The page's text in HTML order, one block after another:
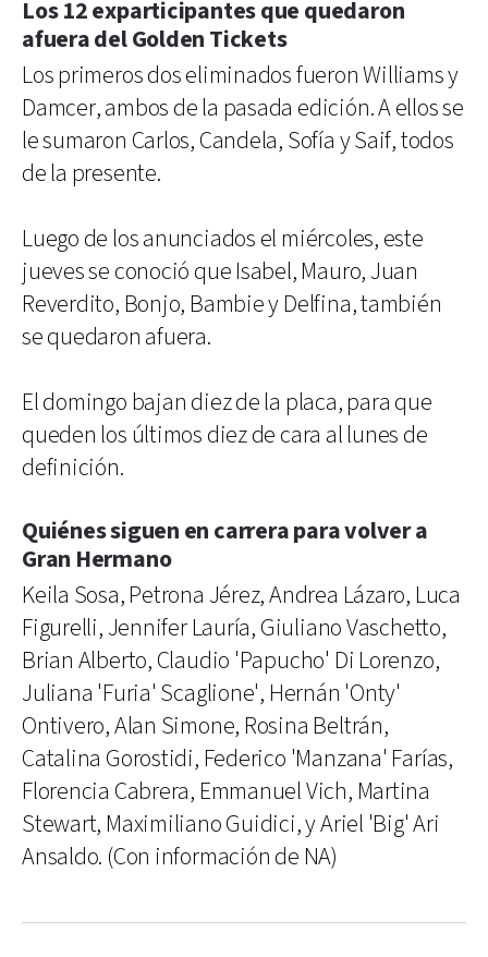
Los 12 exparticipantes que quedaron
afuera del Golden Tickets
Los primeros dos eliminados fueron Williams y
Damcer, ambos de la pasada edición. A ellos se
le sumaron Carlos, Candela, Sofía y Saif, todos
de la presente.
Luego de los anunciados el miércoles, este
jueves se conoció que Isabel, Mauro, Juan
Reverdito, Bonjo, Bambie y Delfina, también
se quedaron afuera.
El domingo bajan diez de la placa, para que
queden los últimos diez de cara al lunes de
definición.
Quiénes siguen en carrera para volver a
Gran Hermano
Keila Sosa, Petrona Jérez, Andrea Lázaro, Luca
Figurelli, Jennifer Lauría, Giuliano Vaschetto,
Brian Alberto, Claudio 'Papucho' Di Lorenzo,
Juliana 'Furia' Scaglione', Hernán 'Onty'
Ontivero, Alan Simone, Rosina Beltrán,
Catalina Gorostidi, Federico 'Manzana' Farías,
Florencia Cabrera, Emmanuel Vich, Martina
Stewart, Maximiliano Guidici, y Ariel 'Big' Ari
Ansaldo. (Con información de NA)